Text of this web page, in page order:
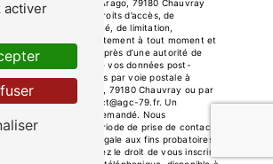
Boulevard François Arago, 79180 Chauvray
Vous disposez de droits d’accès, de
de portabilité, de limitation,
retrait de votre consentement à tout moment et
une réclamation auprès d’une autorité de
d’organiser le sort de vos données post-
exercer ces droits par voie postale à
François Arago, 79180 Chauvray ou par
à l'adresse contact@agc-79.fr. Un
pourra vous être demandé. Nous
données pendant la période de prise de contact
de prescription légale aux fins probatoires
contentieux. Vous avez le droit de vous inscrire
activer